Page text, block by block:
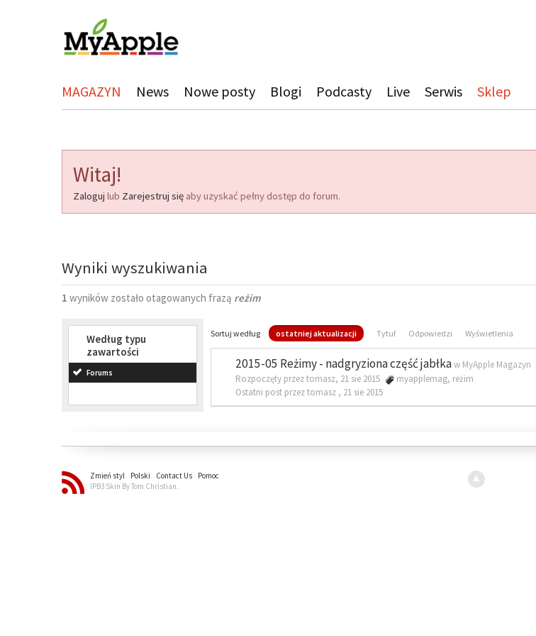
MAGAZYN News Nowe posty Blogi Podcasty Live Serwis Sklep
Witaj!
Zaloguj lub Zarejestruj się aby uzyskać pełny dostęp do forum.
Wyniki wyszukiwania
1 wyników zostało otagowanych frazą reżim
Według typu
zawartości
Forums
Sortuj według ostatniej aktualizacji Tytuł Odpowiedzi Wyświetlenia
2015-05 Reżimy - nadgryziona część jabłkaw MyApple Magazyn
Rozpoczęty przez tomasz, 21 sie 2015
myapplemag, reżim
Ostatni post przez tomasz , 21 sie 2015
Zmień styl Polski Contact Us
Pomoc
IPB3 Skin By Tom Christian.